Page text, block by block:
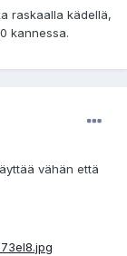
raskaalla kädellä,
kannessa.
vähän että